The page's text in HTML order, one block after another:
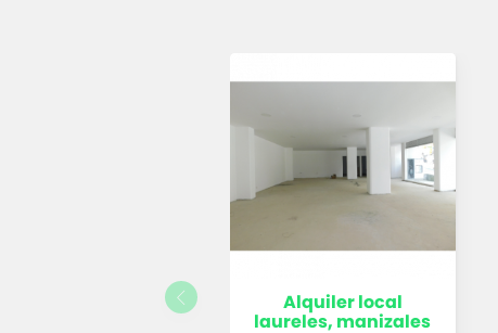
alquiler local
laureles, manizales